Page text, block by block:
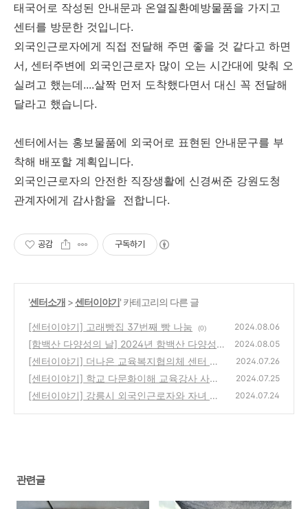
태국어로 작성된 안내문과 온열질환예방물품을 가지고
센터를 방문한 것입니다.
외국인근로자에게 직접 전달해 주면 좋을 것 같다고 하면
서, 센터주변에 외국인근로자 많이 오는 시간대에 맞춰 오
실려고 했는데....살짝 먼저 도착했다면서 대신 꼭 전달해
달라고 했습니다.
센터에서는 홍보물품에 외국어로 표현된 안내문구를 부
착해 배포할 계획입니다.
외국인근로자의 안전한 직장생활에 신경써준 강원도청
관계자에게 감사함을 전합니다.
공감 구독하기
'센터소개 > 센터이야기' 카테고리의 다른 글
[센터이야기] 고래빵집 37번째 빵 나눔 (0) 2024.08.06
[함백산 다양성의 날] 2024년 함백산 다양성
의 날 행사 참여
(0)
2024.08.05
[센터이야기] 더나은 교육복지협의체 센터 방
문_20240725
(1)
2024.07.26
[센터이야기] 학교 다문화이해 교육강사 사전
준비회의
(0)
2024.07.25
[센터이야기] 강릉시 외국인근로자와 자녀 대
2024.07.24
관련글